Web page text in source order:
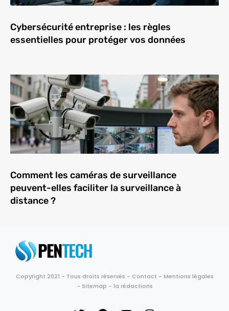
Cybersécurité entreprise : les règles
essentielles pour protéger vos données
Comment les caméras de surveillance
peuvent-elles faciliter la surveillance à
distance ?
Copyright 2021 - Tous droits réservés - Contact - Mentions légales
- Sitemap - la rédactions